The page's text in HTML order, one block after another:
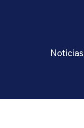
Noticias